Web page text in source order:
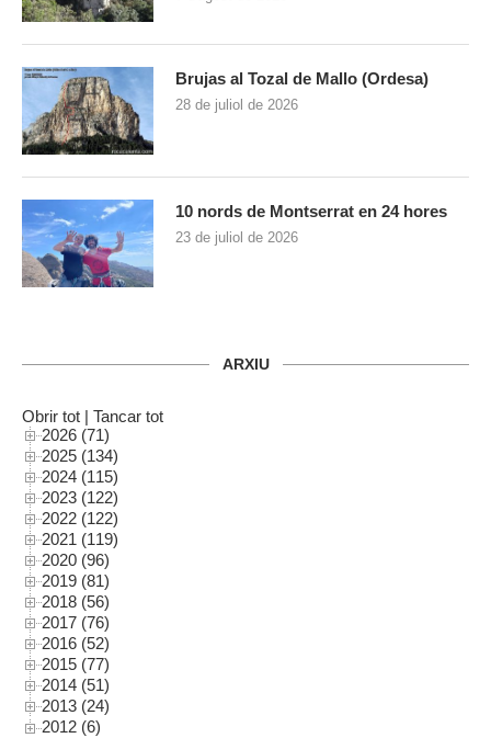
Brujas al Tozal de Mallo (Ordesa)
28 de juliol de 2026
10 nords de Montserrat en 24 hores
23 de juliol de 2026
ARXIU
Obrir tot | Tancar tot
2026 (71)
2025 (134)
2024 (115)
2023 (122)
2022 (122)
2021 (119)
2020 (96)
2019 (81)
2018 (56)
2017 (76)
2016 (52)
2015 (77)
2014 (51)
2013 (24)
2012 (6)